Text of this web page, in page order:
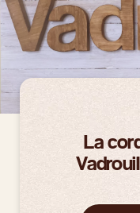
La